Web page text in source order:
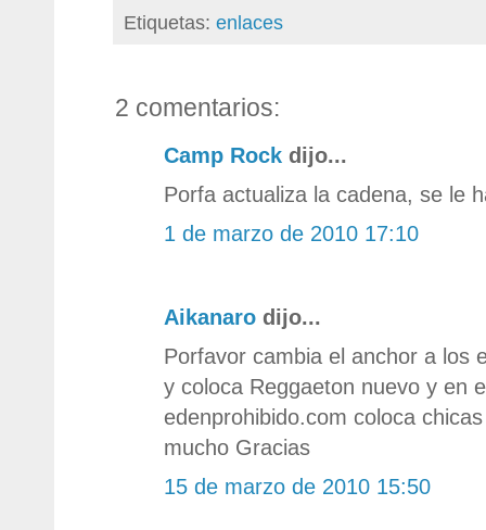
Etiquetas: enlaces
2 comentarios:
Camp Rock dijo...
Porfa actualiza la cadena, se le
1 de marzo de 2010 17:10
Aikanaro dijo...
Porfavor cambia el anchor a los
y coloca Reggaeton nuevo y en
edenprohibido.com coloca
mucho Gracias
15 de marzo de 2010 15:50